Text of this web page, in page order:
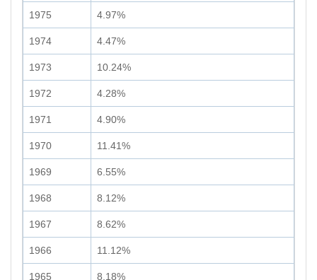
1975 4.97%
1974 4.47%
1973 10.24%
1972 4.28%
1971 4.90%
1970 11.41%
1969 6.55%
1968 8.12%
1967 8.62%
1966 11.12%
1965 8.18%